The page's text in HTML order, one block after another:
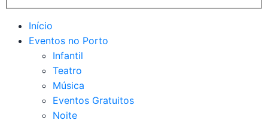
Início
Eventos no Porto
Infantil
Teatro
Música
Eventos Gratuitos
Noite